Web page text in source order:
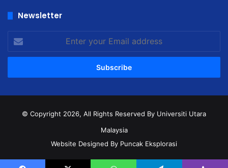
Newsletter
your
Email
© Copyright 2026, All Rights Reserved By Universiti Utara
Malaysia
Website Designed By Puncak Eksplorasi